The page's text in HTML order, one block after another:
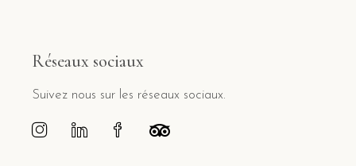
Réseaux sociaux
Suivez nous sur les réseaux sociaux.